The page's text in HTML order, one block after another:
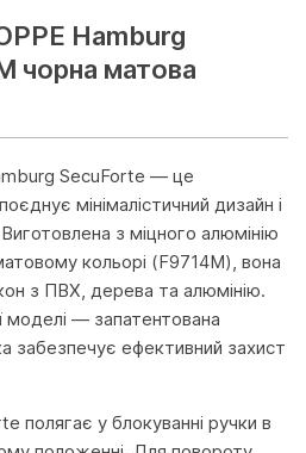
Hamburg
чорна матова
SecuForte — це
мінімалістичний дизайн і
з міцного алюмінію
кольорі (F9714M), вона
з ПВХ, дерева та алюмінію.
моделі — запатентована
забезпечує ефективний захист
полягає у блокуванні ручки в